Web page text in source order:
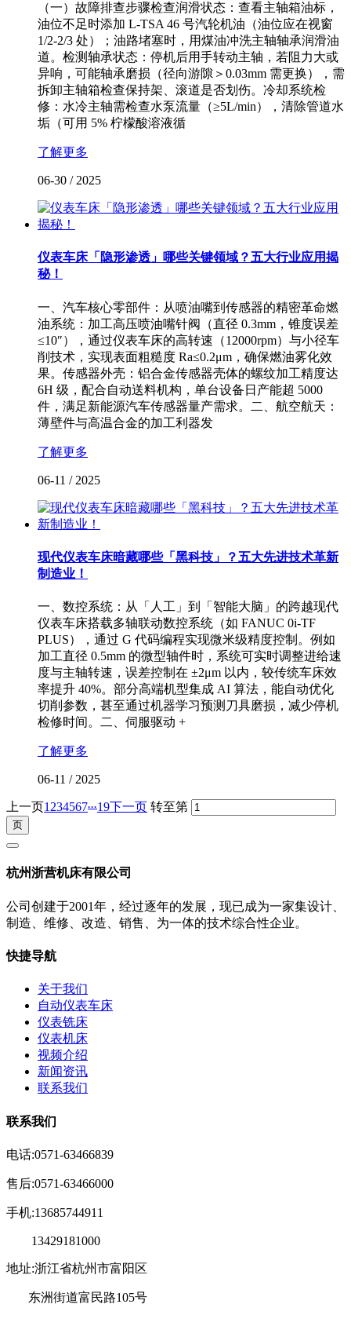
（一）故障排查步骤检查润滑状态：查看主轴箱油标，
油位不足时添加 L-TSA 46 号汽轮机油（油位应在视窗
1/2-2/3 处）；油路堵塞时，用煤油冲洗主轴轴承润滑油
道。检测轴承状态：停机后用手转动主轴，若阻力大或
异响，可能轴承磨损（径向游隙＞0.03mm 需更换），需
拆卸主轴箱检查保持架、滚道是否划伤。冷却系统检
修：水冷主轴需检查水泵流量（≥5L/min），清除管道水
垢（可用 5% 柠檬酸溶液循
了解更多
06-30 / 2025
仪表车床「隐形渗透」哪些关键领域？五大行业应用揭
秘！
一、汽车核心零部件：从喷油嘴到传感器的精密革命燃
油系统：加工高压喷油嘴针阀（直径 0.3mm，锥度误差
≤10″），通过仪表车床的高转速（12000rpm）与小径车
削技术，实现表面粗糙度 Ra≤0.2μm，确保燃油雾化效
果。传感器外壳：铝合金传感器壳体的螺纹加工精度达
6H 级，配合自动送料机构，单台设备日产能超 5000
件，满足新能源汽车传感器量产需求。二、航空航天：
薄壁件与高温合金的加工利器发
了解更多
06-11 / 2025
现代仪表车床暗藏哪些「黑科技」？五大先进技术革新
制造业！
一、数控系统：从「人工」到「智能大脑」的跨越现代
仪表车床搭载多轴联动数控系统（如 FANUC 0i-TF
PLUS），通过 G 代码编程实现微米级精度控制。例如
加工直径 0.5mm 的微型轴件时，系统可实时调整进给速
度与主轴转速，误差控制在 ±2μm 以内，较传统车床效
率提升 40%。部分高端机型集成 AI 算法，能自动优化
切削参数，甚至通过机器学习预测刀具磨损，减少停机
检修时间。二、伺服驱动 +
了解更多
06-11 / 2025
上一页1 234567...19下一页 转至第
杭州浙营机床有限公司
公司创建于2001年，经过逐年的发展，现已成为一家集设计、
制造、维修、改造、销售、为一体的技术综合性企业。
快捷导航
关于我们
自动仪表车床
仪表铣床
仪表机床
视频介绍
新闻资讯
联系我们
联系我们
电话:0571-63466839
售后:0571-63466000
手机:13685744911
13429181000
地址:浙江省杭州市富阳区
东洲街道富民路105号